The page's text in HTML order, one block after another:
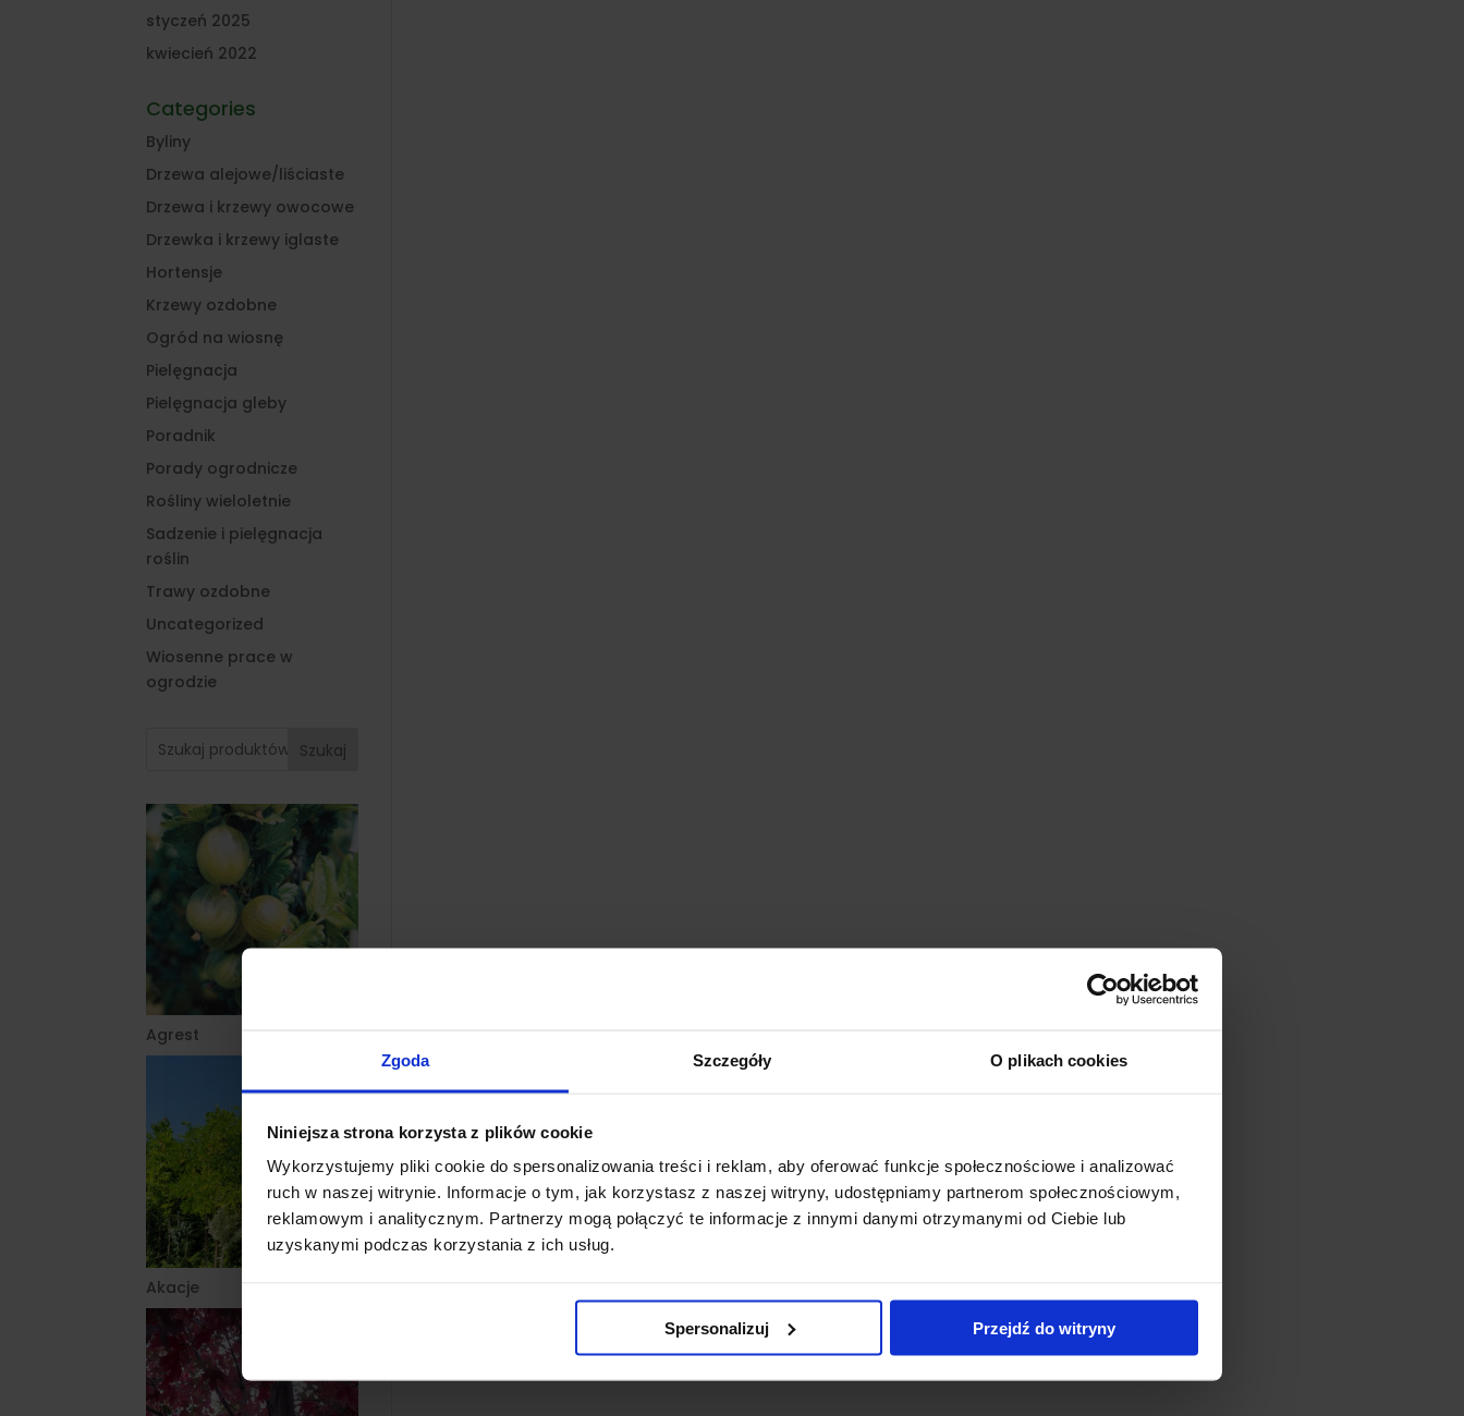
Zgoda Szczegóły O plikach cookies
Niniejsza strona korzysta z plików cookie
Wykorzystujemy pliki cookie do spersonalizowania treści i reklam, aby oferować funkcje społecznościowe i analizować
ruch w naszej witrynie. Informacje o tym, jak korzystasz z naszej witryny, udostępniamy partnerom społecznościowym,
reklamowym i analitycznym. Partnerzy mogą połączyć te informacje z innymi danymi otrzymanymi od Ciebie lub
uzyskanymi podczas korzystania z ich usług.
Spersonalizuj Przejdź do witryny
styczeń 2025
kwiecień 2022
Categories
Byliny
Drzewa alejowe/liściaste
Drzewa i krzewy owocowe
Drzewka i krzewy iglaste
Hortensje
Krzewy ozdobne
Ogród na wiosnę
Pielęgnacja
Pielęgnacja gleby
Poradnik
Porady ogrodnicze
Rośliny wieloletnie
Sadzenie i pielęgnacja
roślin
Trawy ozdobne
Uncategorized
Wiosenne prace w
ogrodzie
Szukaj
Agrest
Akacje